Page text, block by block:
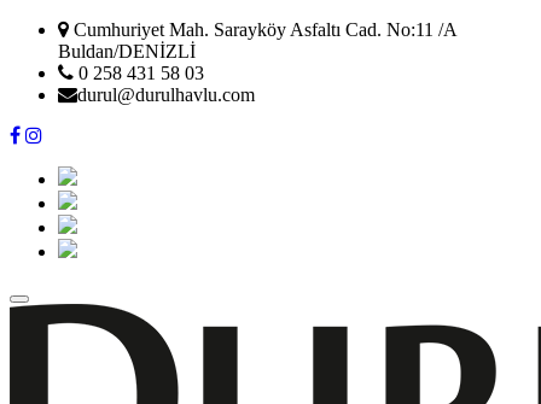
Cumhuriyet Mah. Sarayköy Asfaltı Cad. No:11 /A
Buldan/DENİZLİ
0 258 431 58 03
durul@durulhavlu.com